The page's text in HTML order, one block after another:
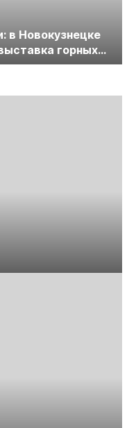
в Новокузнецке
горных
Уголь России и